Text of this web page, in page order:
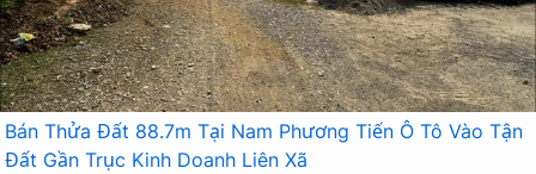
Bán Thửa Đất 88.7m Tại Nam Phương Tiến Ô Tô Vào Tận
Đất Gần Trục Kinh Doanh Liên Xã